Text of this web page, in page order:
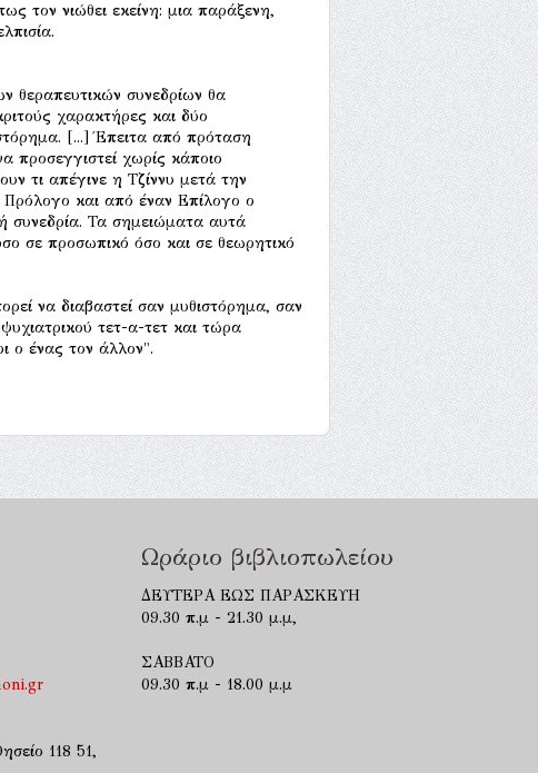
τον νιώθει εκείνη: μια παράξενη,
συνεδρίων θα
χαρακτήρες και δύο
[...] Έπειτα από πρόταση
προσεγγιστεί χωρίς κάποιο
τι απέγινε η Τζίννυ μετά την
και από έναν Επίλογο ο
συνεδρία. Τα σημειώματα αυτά
σε προσωπικό όσο και σε θεωρητικό
να διαβαστεί σαν μυθιστόρημα, σαν
τετ-α-τετ και τώρα
ο ένας τον άλλον".
118 51,
Ωράριο βιβλιοπωλείου
ΔΕΥΤΕΡΑ ΕΩΣ ΠΑΡΑΣΚΕΥΗ
09.30 π.μ - 21.30 μ.μ,
ΣΑΒΒΑΤΟ
09.30 π.μ - 18.00 μ.μ